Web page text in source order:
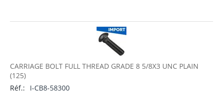
CARRIAGE BOLT FULL THREAD GRADE 8 5/8X3 UNC PLAIN
(125)
Réf.:
I-CB8-58300